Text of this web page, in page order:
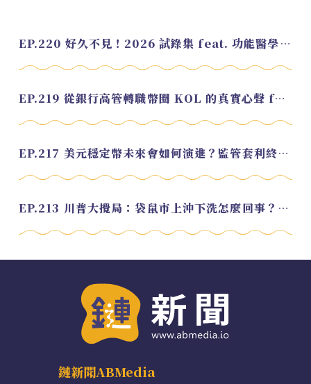
EP.220 好久不見！2026 試錄集 feat. 功能醫學營養師 美寶
EP.219 從銀行高管轉職幣圈 KOL 的真實心聲 feat.龜大
EP.217 美元穩定幣未來會如何演進？監管套利終將收斂？feat. 研究員 余哲安
EP.213 川普大攪局：袋鼠市上沖下洗怎麼回事？feat. Alvin
鏈新聞ABMedia